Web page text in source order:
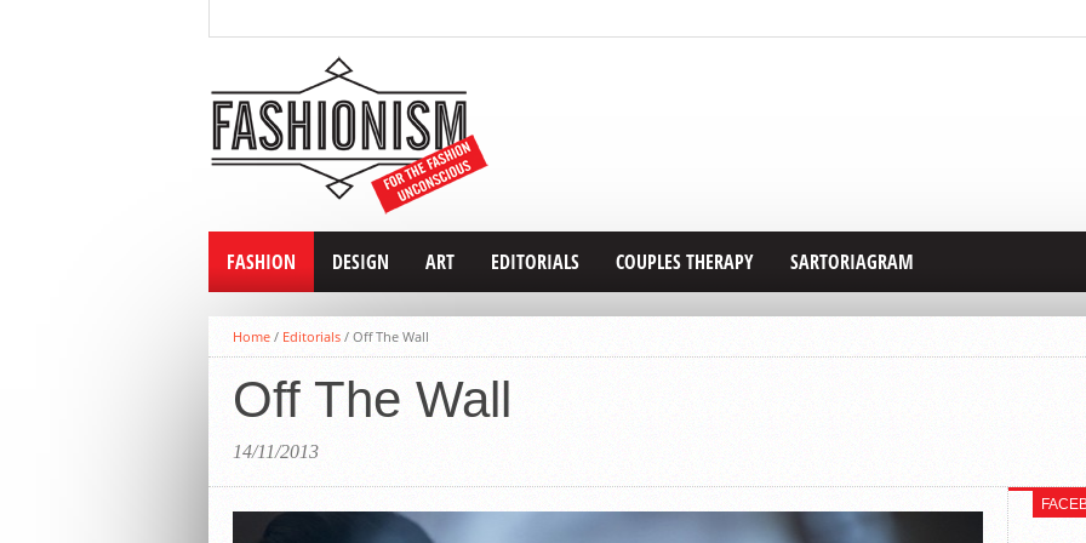
FASHION DESIGN ART EDITORIALS COUPLES THERAPY SARTORIAGRAM
Home / Editorials / Off The Wall
Off The Wall
14/11/2013